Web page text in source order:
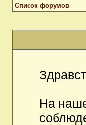
Список форумов
На